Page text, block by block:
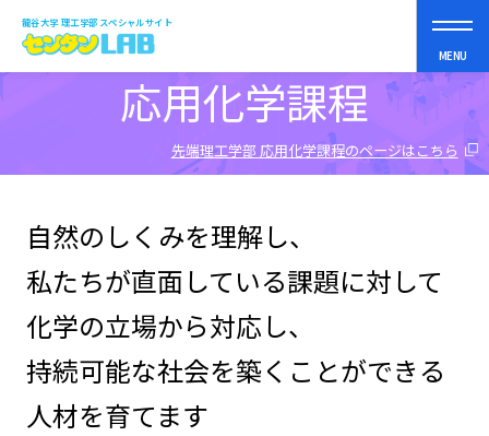
龍谷大学 理工学部 スペシャルサイト
MENU
理工学部って？
まなべるコト
スペシャルコンテンツ
オープンキャンパス
応用化学課程
先端理工学部 応用化学課程のページはこちら
自然のしくみを理解し、
私たちが直面している課題に対して
化学の立場から対応し、
持続可能な社会を築くことができる
人材を育てます